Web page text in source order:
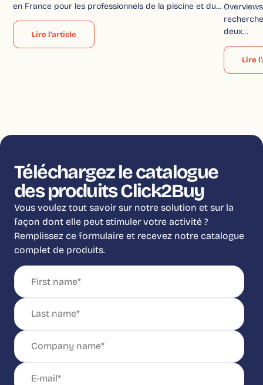
en France pour les professionnels de la piscine et du…
Lire l'article
deux…
Lire
Téléchargez le catalogue
des produits Click2Buy
Vous voulez tout savoir sur notre solution et sur la
façon dont elle peut stimuler votre activité ?
Remplissez ce formulaire et recevez notre catalogue
complet de produits.